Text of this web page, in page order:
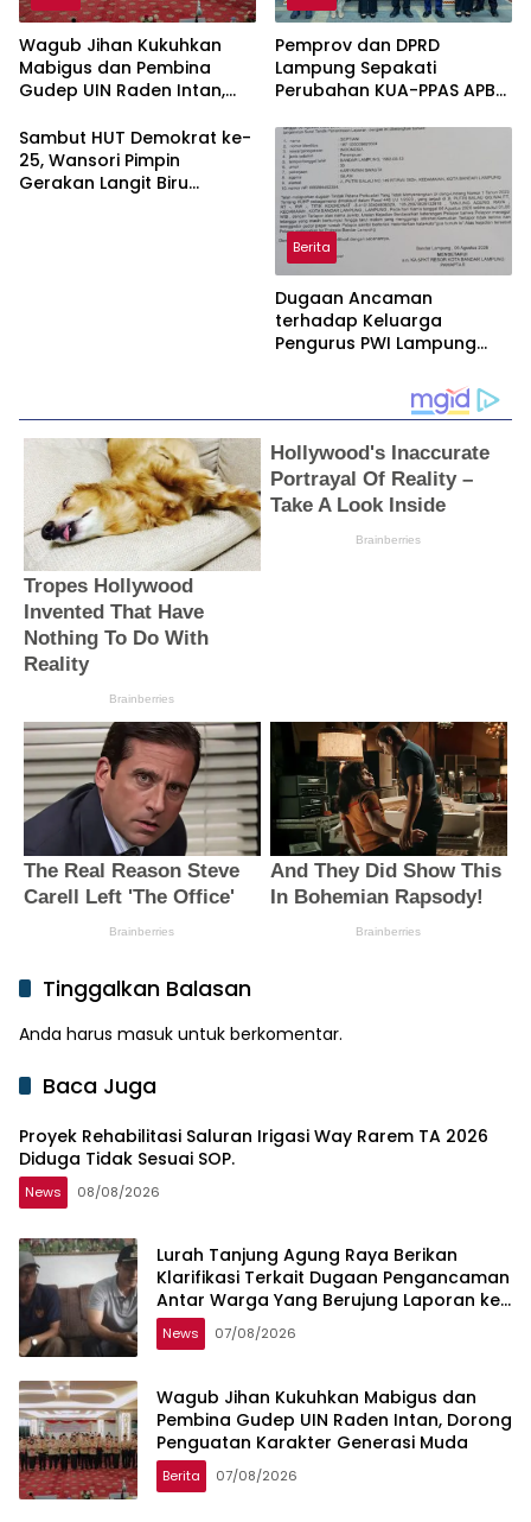
Wagub Jihan Kukuhkan
Mabigus dan Pembina
Gudep UIN Raden Intan,
Karakter Generasi Muda
Pemprov dan DPRD
Lampung Sepakati
Perubahan KUA-PPAS APBD
Sambut HUT Demokrat ke-
25, Wansori Pimpin
Gerakan Langit Biru
Berita
Dugaan Ancaman
terhadap Keluarga
Pengurus PWI Lampung
Tinggalkan Balasan
Anda harus masuk untuk berkomentar.
Baca Juga
Proyek Rehabilitasi Saluran Irigasi Way Rarem TA 2026
Diduga Tidak Sesuai SOP.
News 08/08/2026
Lurah Tanjung Agung Raya Berikan
Klarifikasi Terkait Dugaan Pengancaman
Antar Warga Yang Berujung Laporan ke
Polisi
News 07/08/2026
Wagub Jihan Kukuhkan Mabigus dan
Pembina Gudep UIN Raden Intan, Dorong
Penguatan Karakter Generasi Muda
Berita 07/08/2026